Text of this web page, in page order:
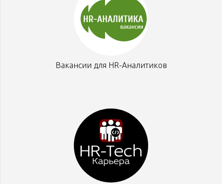
Вакансии для HR-Аналитиков